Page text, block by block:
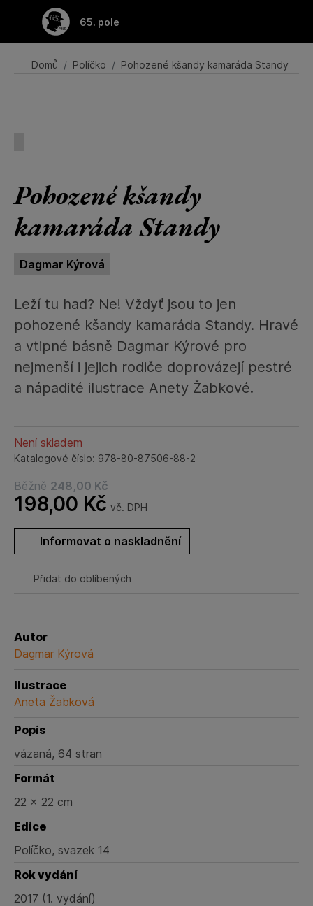
Přeskočit na hlavní obsah
65. pole
Domů Políčko Pohozené kšandy kamaráda Standy
Pohozené kšandy
kamaráda Standy
Dagmar Kýrová
Leží tu had? Ne! Vždyť jsou to jen
pohozené kšandy kamaráda Standy. Hravé
a vtipné básně Dagmar Kýrové pro
nejmenší i jejich rodiče doprovázejí pestré
a nápadité ilustrace Anety Žabkové.
Není skladem
Katalogové číslo: 978-80-87506-88-2
Běžně 248,00 Kč
198,00 Kč vč. DPH
Informovat o naskladnění
Přidat do oblíbených
Autor
Dagmar Kýrová
Ilustrace
Aneta Žabková
Popis
vázaná, 64 stran
Formát
22 x 22 cm
Edice
Políčko, svazek 14
Rok vydání
2017 (1. vydání)